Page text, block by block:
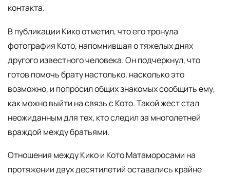
контакта.
В публикации Кико отметил, что его тронула
фотография Кото, напомнившая о тяжелых днях
другого известного человека. Он подчеркнул, что
готов помочь брату настолько, насколько это
возможно, и попросил общих знакомых сообщить ему,
как можно выйти на связь с Кото. Такой жест стал
неожиданным для тех, кто следил за многолетней
враждой между братьями.
Отношения между Кико и Кото Матаморосами на
протяжении двух десятилетий оставались крайне